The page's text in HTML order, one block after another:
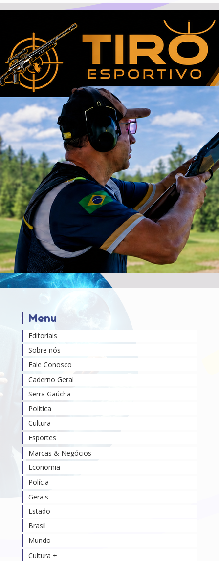
Menu
Editoriais
Sobre nós
Fale Conosco
Caderno Geral
Serra Gaúcha
Política
Cultura
Esportes
Marcas & Negócios
Economia
Polícia
Gerais
Estado
Brasil
Mundo
Cultura +